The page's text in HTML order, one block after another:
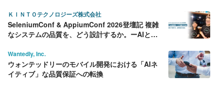
ＫＩＮＴＯテクノロジーズ株式会社
SeleniumConf & AppiumConf 2026登壇記 複雑
なシステムの品質を、どう設計するか。ーAIとテ
Wantedly, Inc.
ウォンテッドリーのモバイル開発における「AIネ
イティブ」な品質保証への転換